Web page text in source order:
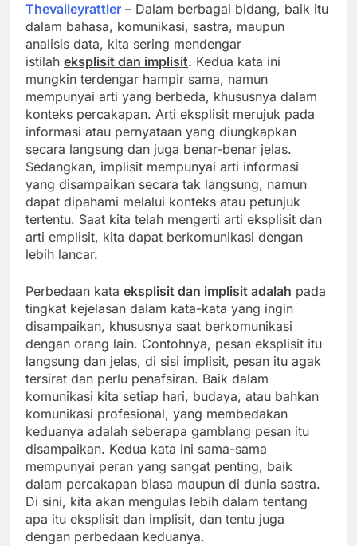
Thevalleyrattler – Dalam berbagai bidang, baik itu
dalam bahasa, komunikasi, sastra, maupun
analisis data, kita sering mendengar
istilah eksplisit dan implisit. Kedua kata ini
mungkin terdengar hampir sama, namun
mempunyai arti yang berbeda, khususnya dalam
konteks percakapan. Arti eksplisit merujuk pada
informasi atau pernyataan yang diungkapkan
secara langsung dan juga benar-benar jelas.
Sedangkan, implisit mempunyai arti informasi
yang disampaikan secara tak langsung, namun
dapat dipahami melalui konteks atau petunjuk
tertentu. Saat kita telah mengerti arti eksplisit dan
arti emplisit, kita dapat berkomunikasi dengan
lebih lancar.
Perbedaan kata eksplisit dan implisit adalah pada
tingkat kejelasan dalam kata-kata yang ingin
disampaikan, khususnya saat berkomunikasi
dengan orang lain. Contohnya, pesan eksplisit itu
langsung dan jelas, di sisi implisit, pesan itu agak
tersirat dan perlu penafsiran. Baik dalam
komunikasi kita setiap hari, budaya, atau bahkan
komunikasi profesional, yang membedakan
keduanya adalah seberapa gamblang pesan itu
disampaikan. Kedua kata ini sama-sama
mempunyai peran yang sangat penting, baik
dalam percakapan biasa maupun di dunia sastra.
Di sini, kita akan mengulas lebih dalam tentang
apa itu eksplisit dan implisit, dan tentu juga
dengan perbedaan keduanya.